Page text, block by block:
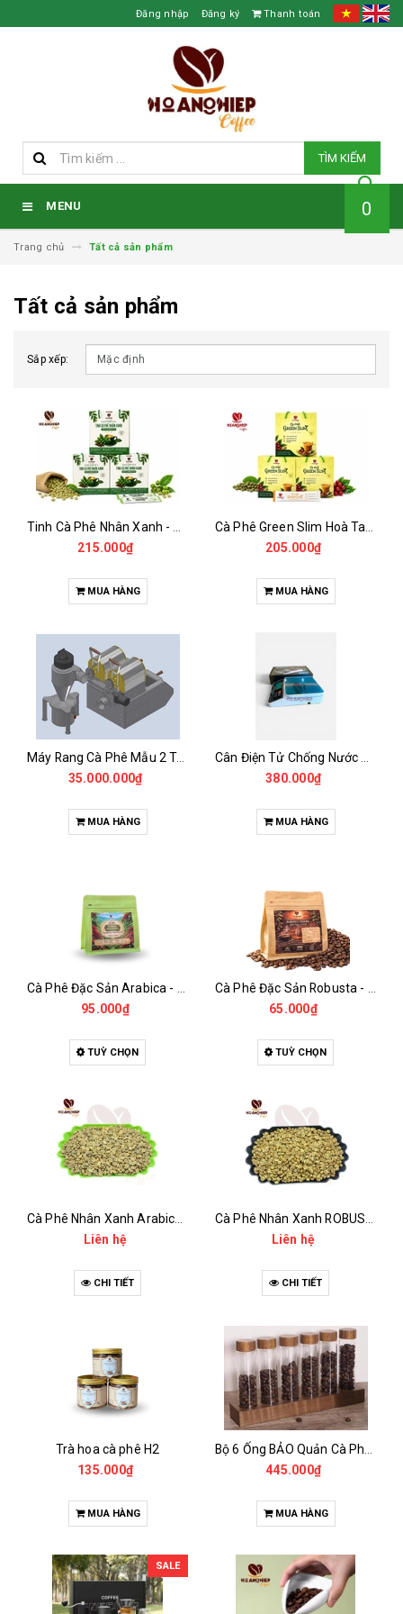
Đăng nhập Đăng ký Thanh toán
TÌM KIẾM
MENU 0
Trang chủ Tất cả sản phẩm
Tất cả sản phẩm
Sắp xếp:
215.000₫
MUA HÀNG
205.000₫
MUA HÀNG
Máy Rang Cà Phê Mẫu 2 Trống Rang (500+500gr)
35.000.000₫
MUA HÀNG
380.000₫
MUA HÀNG
95.000₫
TUỲ CHỌN
65.000₫
TUỲ CHỌN
Liên hệ
CHI TIẾT
Liên hệ
CHI TIẾT
Trà hoa cà phê H2
135.000₫
MUA HÀNG
445.000₫
MUA HÀNG
SALE